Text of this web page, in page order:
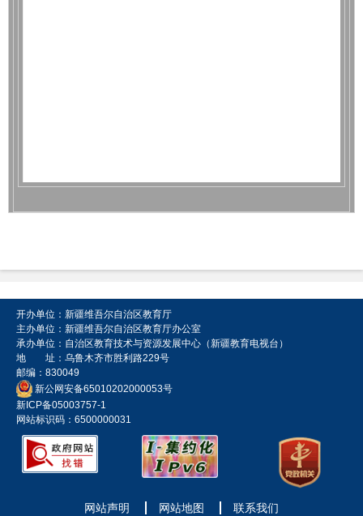
开办单位：新疆维吾尔自治区教育厅
主办单位：新疆维吾尔自治区教育厅办公室
承办单位：自治区教育技术与资源发展中心（新疆教育电视台）
地 址：乌鲁木齐市胜利路229号
邮编：830049
新公网安备65010202000053号
新ICP备05003757-1
网站标识码：6500000031
网站声明 网站地图 联系我们